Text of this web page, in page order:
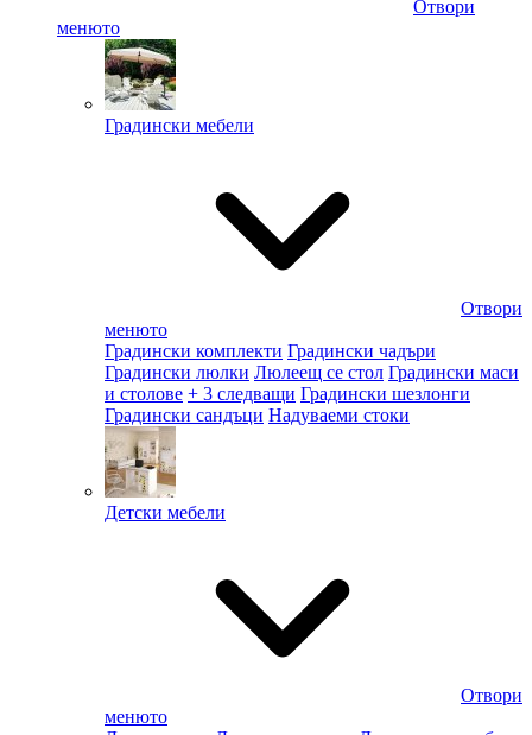
Отвори
менюто
Градински мебели
Отвори
менюто
Градински комплекти Градински чадъри
Градински люлки Люлеещ се стол Градински маси
и столове + 3 следващи Градински шезлонги
Градински сандъци Надуваеми стоки
Детски мебели
Отвори
менюто